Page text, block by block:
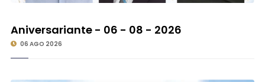
Aniversariante - 06 - 08 - 2026
06 AGO 2026